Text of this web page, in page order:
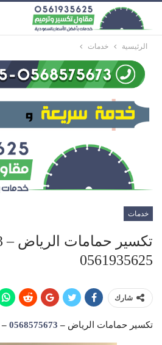
الرئيسية خدمات
خدمات
0561935625
شارك
تكسير حمامات الرياض –
0568575673
–